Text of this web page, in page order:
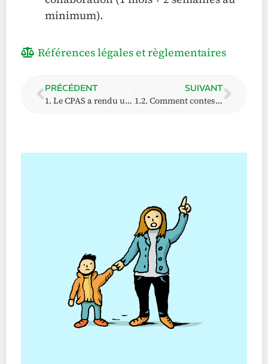
minimum).
Références légales et règlementaires
PRÉCÉDENT
1. Le CPAS a rendu une décision négative suite à ma demande. Puis-je contester la décision du CPAS et dans quels délais ?
SUIVANT
1.2. Comment contester une décision du CPAS ?